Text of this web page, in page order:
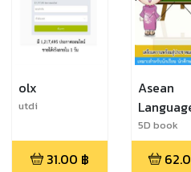
olx
utdi
31.00 ฿
Asean
Vietnam
5D book